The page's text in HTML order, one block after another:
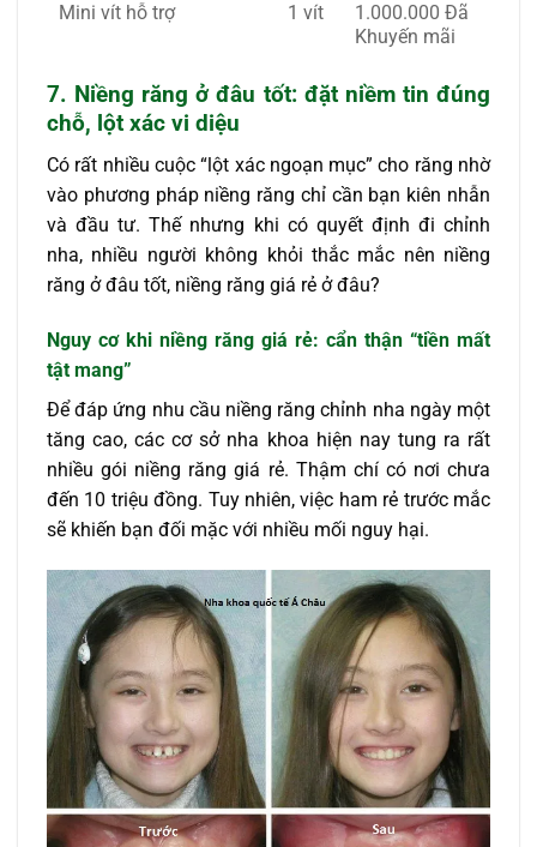
Mini vít hỗ trợ 1 vít
1.000.000 Đã
Khuyến mãi
7. Niềng răng ở đâu tốt: đặt niềm tin đúng
chỗ, lột xác vi diệu
Có rất nhiều cuộc “lột xác ngoạn mục” cho răng nhờ
vào phương pháp niềng răng chỉ cần bạn kiên nhẫn
và đầu tư. Thế nhưng khi có quyết định đi chỉnh
nha, nhiều người không khỏi thắc mắc nên niềng
răng ở đâu tốt, niềng răng giá rẻ ở đâu?
Nguy cơ khi niềng răng giá rẻ: cẩn thận “tiền mất
tật mang”
Để đáp ứng nhu cầu niềng răng chỉnh nha ngày một
tăng cao, các cơ sở nha khoa hiện nay tung ra rất
nhiều gói niềng răng giá rẻ. Thậm chí có nơi chưa
đến 10 triệu đồng. Tuy nhiên, việc ham rẻ trước mắc
sẽ khiến bạn đối mặc với nhiều mối nguy hại.